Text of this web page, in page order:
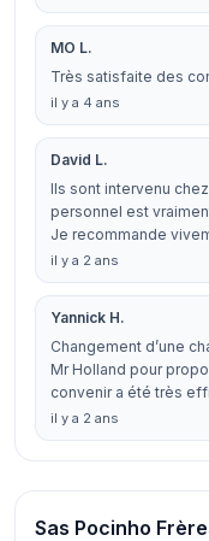
MO L.
Très satisfaite des
il y a 4 ans
David L.
Ils sont intervenu
personnel est
Je recommande
il y a 2 ans
Yannick H.
Changement d’une
Mr Holland pour
convenir a été très
il y a 2 ans
Sas Pocinho